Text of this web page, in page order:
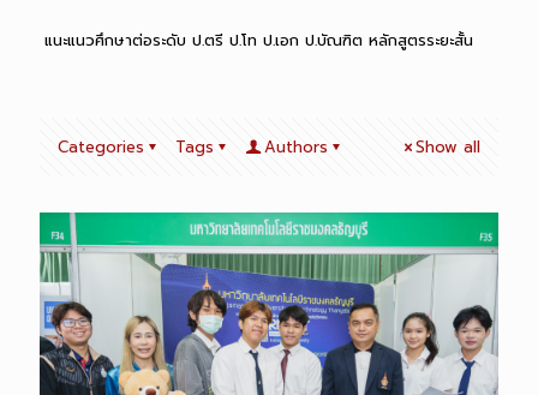
แนะแนวศึกษาต่อระดับ ป.ตรี ป.โท ป.เอก ป.บัณฑิต หลักสูตรระยะสั้น
Categories Tags Authors Show all